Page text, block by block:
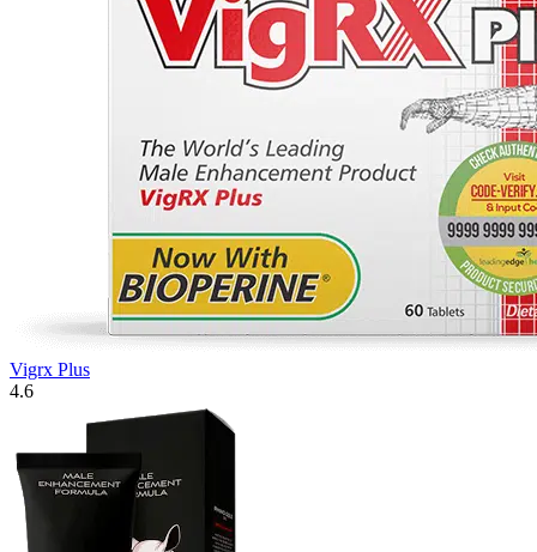
Vigrx Plus
4.6